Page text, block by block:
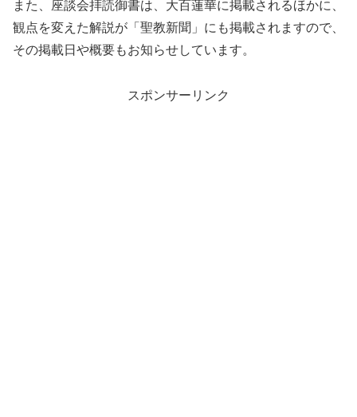
また、座談会拝読御書は、大百蓮華に掲載されるほかに、
観点を変えた解説が「聖教新聞」にも掲載されますので、
その掲載日や概要もお知らせしています。
スポンサーリンク